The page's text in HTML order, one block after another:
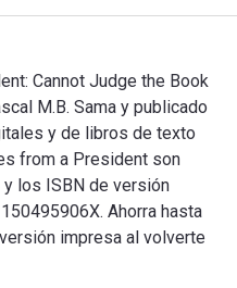
Cannot Judge the Book
M.B. Sama y publicado
y de libros de texto
from a President son
los ISBN de versión
Ahorra hasta
impresa al volverte